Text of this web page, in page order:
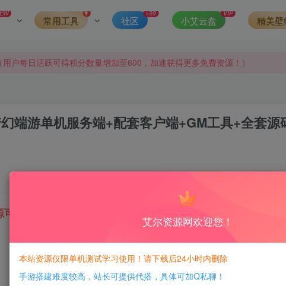
常用工具 社区
+99
小艾云盘
VIP
精美壁
习与参考，如有侵权，请联系站长QQ466107887进行删除处理。
我们我们会第一时间更新。
信息，访客发现请向站长举报
习与参考，如有侵权，请联系站长QQ466107887进行删除处理。
端游单机服务端+配套客户端+GM工具+全套
以使用积分免费兑换！
艾尔资源网欢迎您！
本站资源仅限单机测试学习使用！请下载后24小时内删除
手游搭建难度较高，站长可提供代搭，具体可加Q私聊！